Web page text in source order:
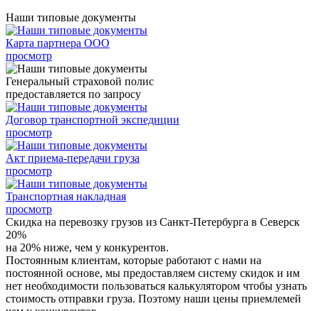
Наши типовые документы
Карта партнера ООО
просмотр
Генеральный страховой полис
предоставляется по запросу
Договор транспортной экспедиции
просмотр
Акт приема-передачи груза
просмотр
Транспортная накладная
просмотр
Скидка на перевозку грузов из Санкт-Петербурга в Северск
20%
на 20% ниже, чем у конкурентов.
Постоянным клиентам, которые работают с нами на
постоянной основе, мы предоставляем систему скидок и им
нет необходимости пользоваться калькулятором чтобы узнать
стоимость отправки груза. Поэтому наши цены приемлемей